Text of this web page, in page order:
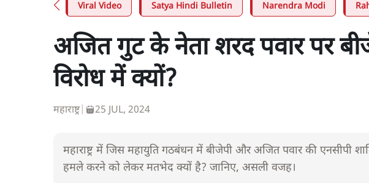
Viral Video Satya Hindi Bulletin Narendra Modi
अजित गुट के नेता शरद पवार पर
विरोध में क्यों?
महाराष्ट्र| 25 JUL, 2024
महाराष्ट्र में जिस महायुति गठबंधन में बीजेपी और अजित पवार की एनसीपी
हमले करने को लेकर मतभेद क्यों है? जानिए, असली वजह।